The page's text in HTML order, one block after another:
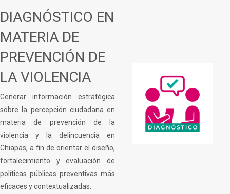
DIAGNÓSTICO EN
MATERIA DE
PREVENCIÓN DE
LA VIOLENCIA
Generar información estratégica
sobre la percepción ciudadana en
materia de prevención de la
violencia y la delincuencia en
Chiapas, a fin de orientar el diseño,
fortalecimiento y evaluación de
políticas públicas preventivas más
eficaces y contextualizadas.